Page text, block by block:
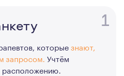
1
которыезнают,
запросом. Учтём
расположению.